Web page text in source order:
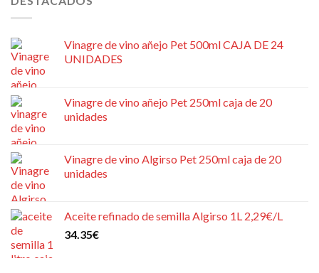
Vinagre de vino añejo Pet 500ml CAJA DE 24
UNIDADES
Vinagre de vino añejo Pet 250ml caja de 20
unidades
Vinagre de vino Algirso Pet 250ml caja de 20
unidades
Aceite refinado de semilla Algirso 1L 2,29€/L
34.35€